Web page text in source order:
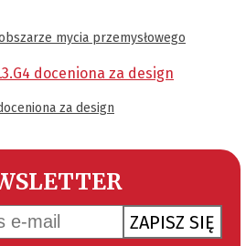
mycia przemysłowego
za design
ZAPISZ SIĘ